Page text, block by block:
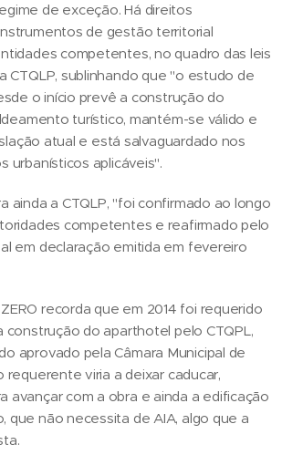
de exceção. Há direitos
de gestão territorial
competentes, no quadro das leis
CTQLP, sublinhando que "o estudo de
o início prevê a construção do
turístico, mantém-se válido e
atual e está salvaguardado nos
urbanísticos aplicáveis".
ainda a CTQLP, "foi confirmado ao longo
competentes e reafirmado pelo
em declaração emitida em fevereiro
recorda que em 2014 foi requerido
construção do aparthotel pelo CTQPL,
aprovado pela Câmara Municipal de
requerente viria a deixar caducar,
avançar com a obra e ainda a edificação
que não necessita de AIA, algo que a